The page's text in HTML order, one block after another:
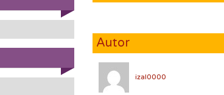
Autor
izal0000